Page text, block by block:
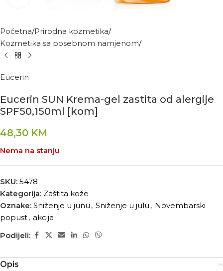
Početna Prirodna kozmetika
Kozmetika sa posebnom namjenom
Eucerin
Eucerin SUN Krema-gel zastita od alergije
SPF50,150ml [kom]
48,30 KM
Nema na stanju
SKU: 5478
Kategorija: Zaštita kože
Oznake: Sniženje u junu , Sniženje u julu , Novembarski
popust, akcija
Podijeli:
Opis